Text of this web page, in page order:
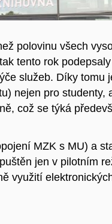
polovinu všech
tento rok
služeb. Díky tomu
nejen pro studenty,
což se týká
MZK s MU) a
jen v pilotním
využití